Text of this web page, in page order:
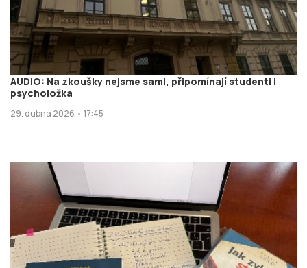
AUDIO: Na zkoušky nejsme sami, připomínají studenti i
psycholožka
29. dubna 2026 • 17:45